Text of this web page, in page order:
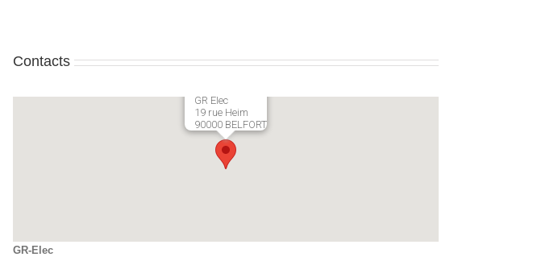
Contacts
GR Elec
19 rue Heim
90000 BELFORT
GR-Elec